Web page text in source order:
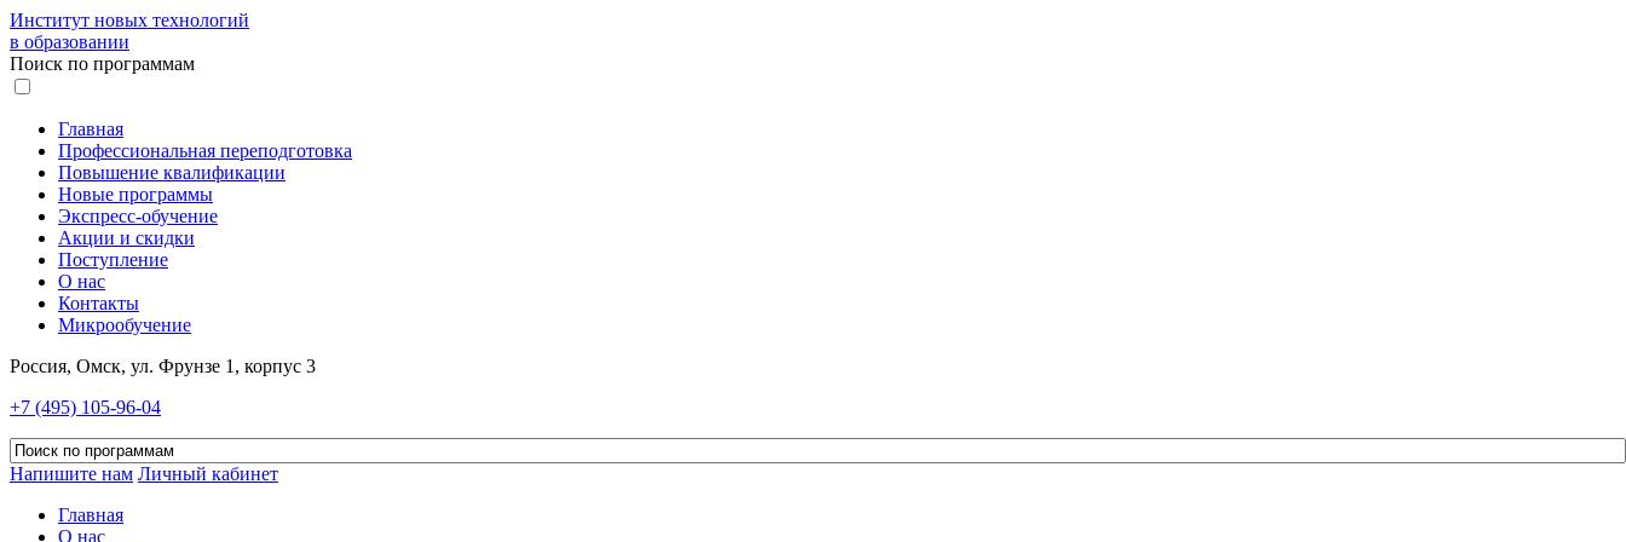
Институт новых технологий
в образовании
Поиск по программам
Главная
Профессиональная переподготовка
Повышение квалификации
Новые программы
Экспресс-обучение
Акции и скидки
Поступление
О нас
Контакты
Микрообучение
Россия, Омск, ул. Фрунзе 1, корпус 3
+7 (495) 105-96-04
Напишите нам Личный кабинет
Главная
О нас